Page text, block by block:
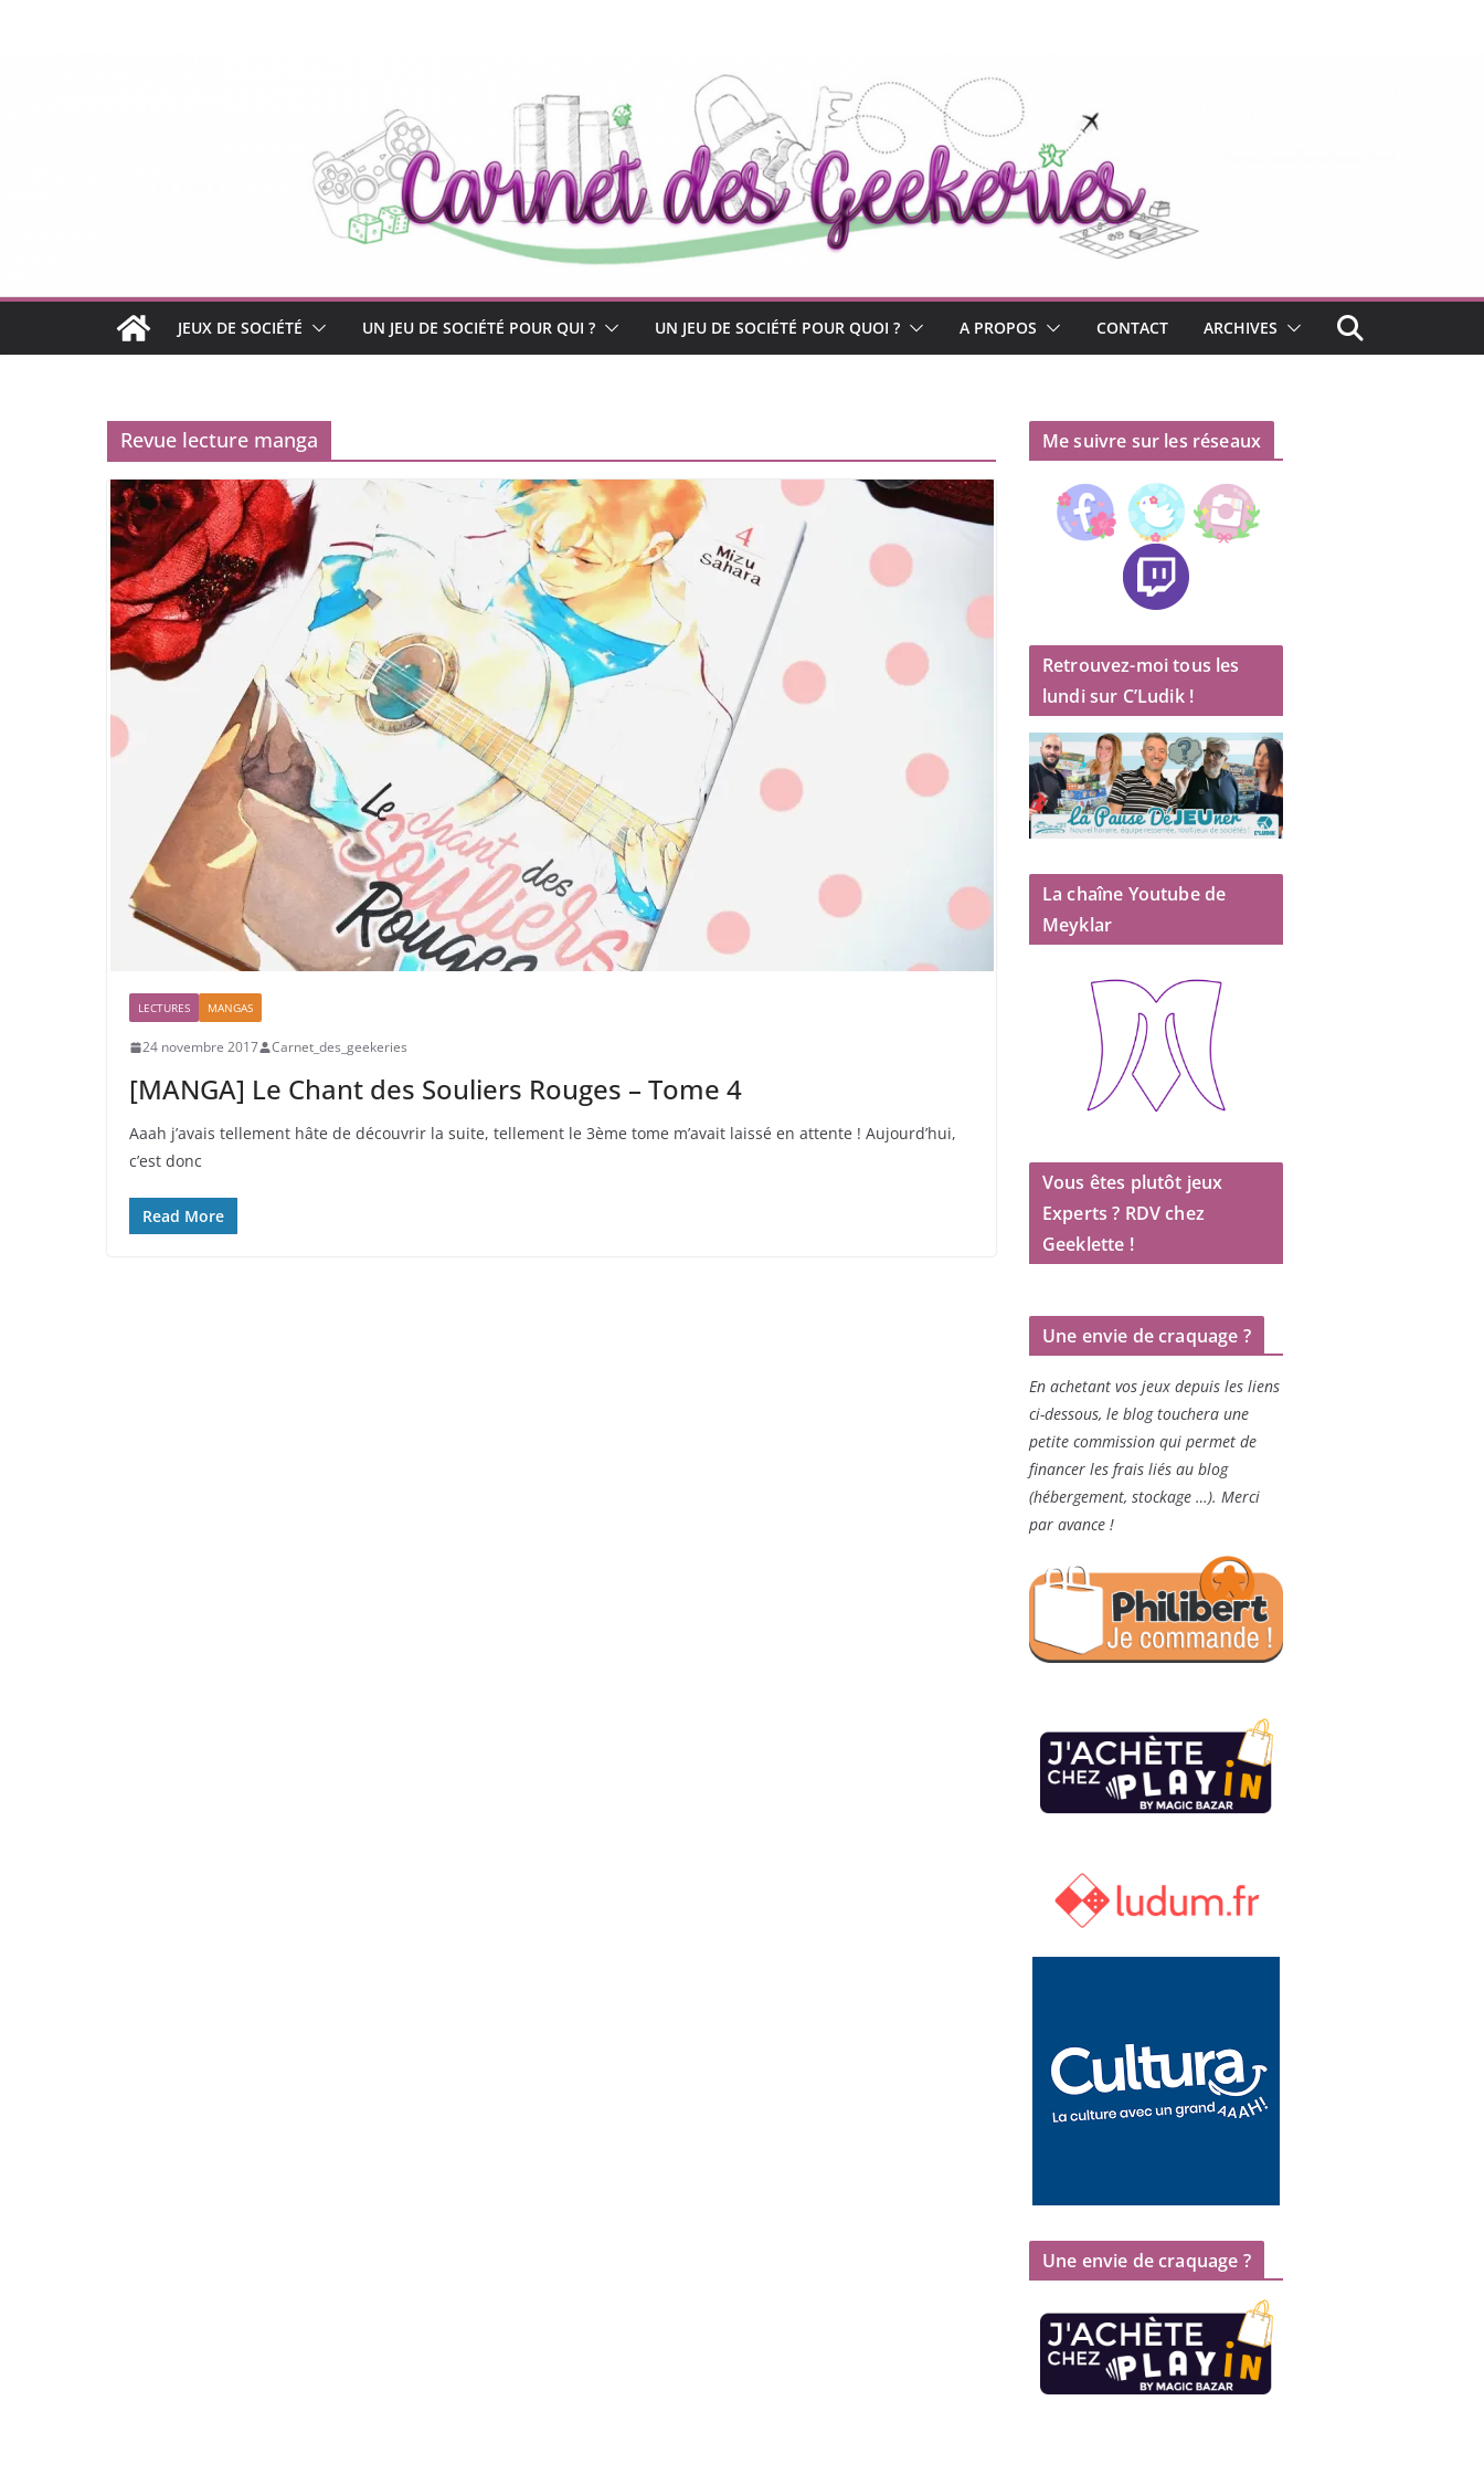
JEUX DE SOCIÉTÉ UN JEU DE SOCIÉTÉ POUR QUI ? UN JEU DE SOCIÉTÉ POUR QUOI ? A PROPOS CONTACT ARCHIVES
Revue lecture manga
LECTURES MANGAS
24 novembre 2017 Carnet_des_geekeries
[MANGA] Le Chant des Souliers Rouges – Tome 4
Aaah j’avais tellement hâte de découvrir la suite, tellement le 3ème tome m’avait laissé en attente ! Aujourd’hui,
c’est donc
Read More
Me suivre sur les réseaux
Retrouvez-moi tous les
lundi sur C’Ludik !
La chaîne Youtube de
Meyklar
Vous êtes plutôt jeux
Experts ? RDV chez
Geeklette !
Une envie de craquage ?
En achetant vos jeux depuis les liens
ci-dessous, le blog touchera une
petite commission qui permet de
financer les frais liés au blog
(hébergement, stockage …). Merci
par avance !
Une envie de craquage ?